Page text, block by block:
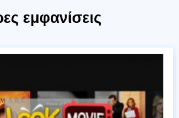
εμφανίσεις